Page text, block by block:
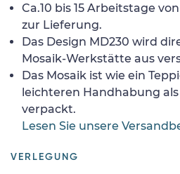
Ca.10 bis 15 Arbeitstage
zur Lieferung.
Das Design MD230 wird
Mosaik-Werkstätte aus
Das Mosaik ist wie ein
leichteren Handhabung
verpackt.
Lesen Sie unsere
VERLEGUNG